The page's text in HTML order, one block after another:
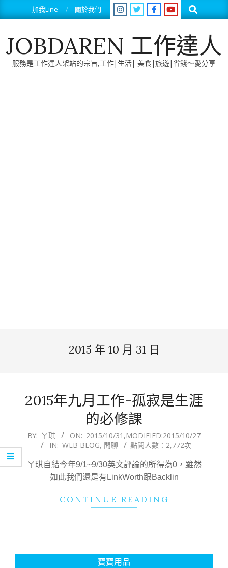
to
加我Line 關於我們 Search
JOBDAREN 工作達人
服務是工作達人架站的宗旨,工作|生活| 美食|旅遊|省錢～愛分享
2015 年 10 月 31 日
2015年九月工作-孤寂是生涯
的必修課
2015-
31
BY: ㄚ琪 ON: 2015/10/31 ,MODIFIED:2015/10/27
IN: WEB BLOG, 閒聊 點閱人數：2,772次
ㄚ琪自結今年9/1~9/30英文評論的所得為0，雖然
如此我們還是有LinkWorth跟Backlin
CONTINUE READING
寶寶用品